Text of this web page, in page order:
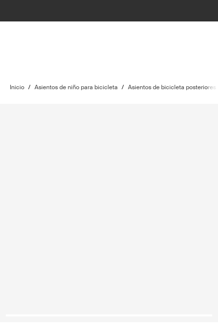
Inicio / Asientos de niño para bicicleta / Asientos de bicicleta posteriores